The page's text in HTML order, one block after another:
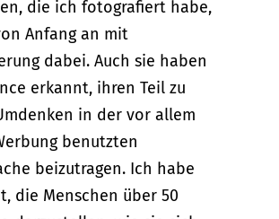
die ich fotografiert habe,
Anfang an mit
dabei. Auch sie haben
erkannt, ihren Teil zu
in der vor allem
benutzten
beizutragen. Ich habe
die Menschen über 50